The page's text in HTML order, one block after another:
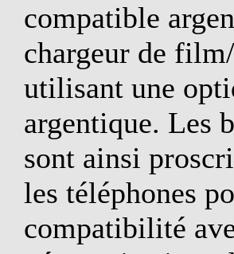
compatible
chargeur de
utilisant une
argentique. Les
sont ainsi
les téléphones
compatibilité